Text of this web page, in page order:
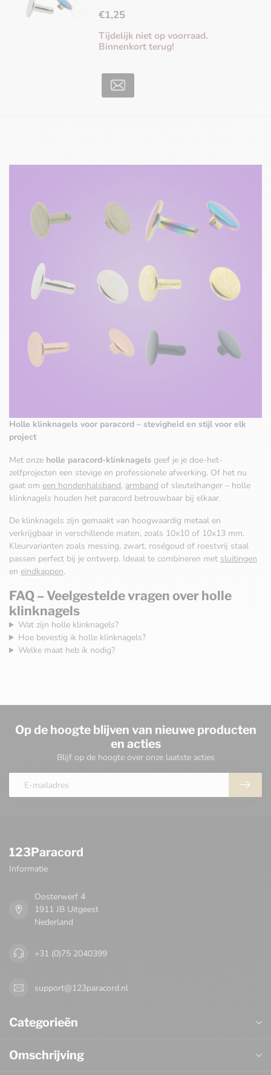
€1,25
Tijdelijk niet op voorraad.
Binnenkort terug!
Holle klinknagels voor paracord – stevigheid en stijl voor elk
project
Met onze holle paracord-klinknagels geef je je doe-het-
zelfprojecten een stevige en professionele afwerking. Of het nu
gaat om een hondenhalsband, armband of sleutelhanger – holle
klinknagels houden het paracord betrouwbaar bij elkaar.
De klinknagels zijn gemaakt van hoogwaardig metaal en
verkrijgbaar in verschillende maten, zoals 10x10 of 10x13 mm.
Kleurvarianten zoals messing, zwart, roségoud of roestvrij staal
passen perfect bij je ontwerp. Ideaal te combineren met sluitingen
en eindkappen.
FAQ – Veelgestelde vragen over holle
klinknagels
Wat zijn holle klinknagels?
Hoe bevestig ik holle klinknagels?
Welke maat heb ik nodig?
Op de hoogte blijven van nieuwe producten
en acties
Blijf op de hoogte over onze laatste acties
123Paracord
Informatie
Oosterwerf 4
1911 JB Uitgeest
Nederland
+31 (0)75 2040399
support@123paracord.nl
Categorieën
Omschrijving